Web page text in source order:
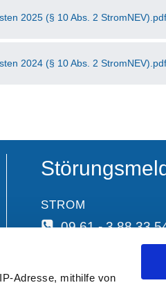
Adresse, mithilfe von
2025 (§ 10 Abs. 2 StromNEV).pdf
2024 (§ 10 Abs. 2 StromNEV).pdf
STROM
09 61 - 3 88 33